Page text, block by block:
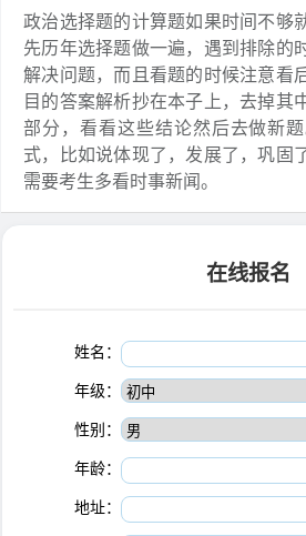
政治选择题的计算题如果时间不够
先历年选择题做一遍，遇到排除的
解决问题，而且看题的时候注意看
目的答案解析抄在本子上，去掉其
部分，看看这些结论然后去做新
式，比如说体现了，发展了，巩固
需要考生多看时事新闻。
在线报名
姓名：
年级：
性别：
年龄：
地址：